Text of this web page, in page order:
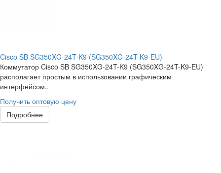
Cisco SB SG350XG-24T-K9 (SG350XG-24T-K9-EU)
Коммутатор Cisco SB SG350XG-24T-K9 (SG350XG-24T-K9-EU)
располагает простым в использовании графическим
интерфейсом..
Получить оптовую цену
Подробнее